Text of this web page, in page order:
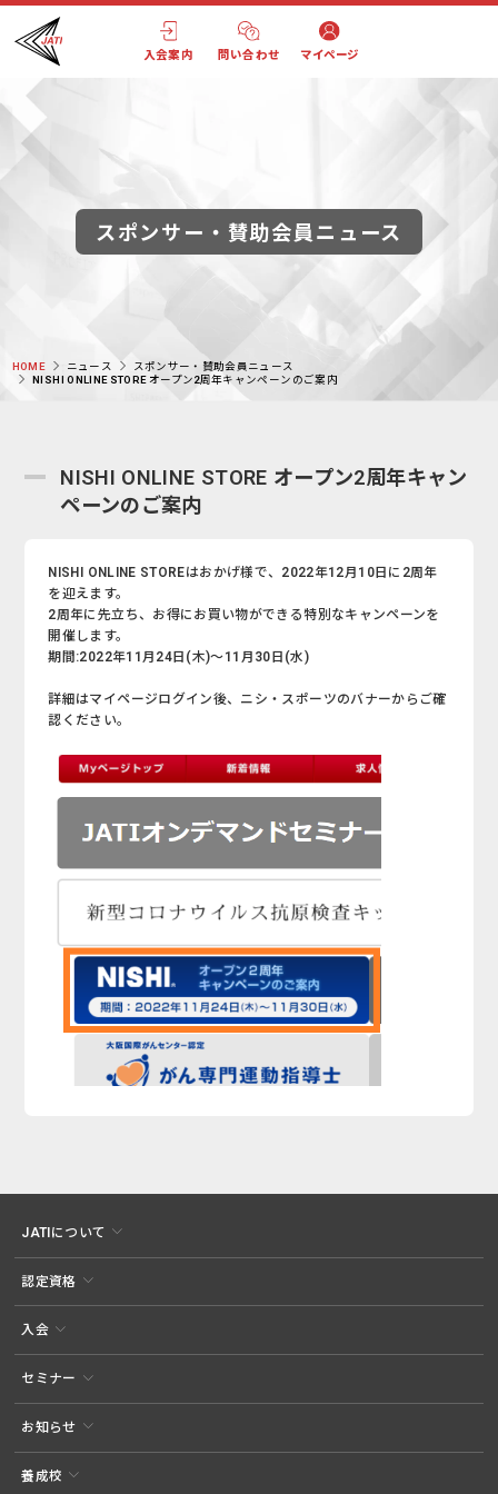
入会案内 問い合わせ マイページ
スポンサー・賛助会員ニュース
HOME ニュース
スポンサー・賛助会員ニュース
NISHI ONLINE STORE オープン2周年キャンペーンのご案内
NISHI ONLINE STORE オープン2周年キャン
ペーンのご案内
NISHI ONLINE STOREはおかげ様で、2022年12月10日に2周年
を迎えます。
2周年に先立ち、お得にお買い物ができる特別なキャンペーンを
開催します。
期間:2022年11月24日(木)～11月30日(水)
詳細はマイページログイン後、ニシ・スポーツのバナーからご確
認ください。
JATIについて
認定資格
入会
セミナー
お知らせ
養成校